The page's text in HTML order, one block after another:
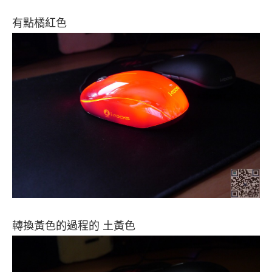
有點橘紅色
轉換黃色的過程的 土黃色